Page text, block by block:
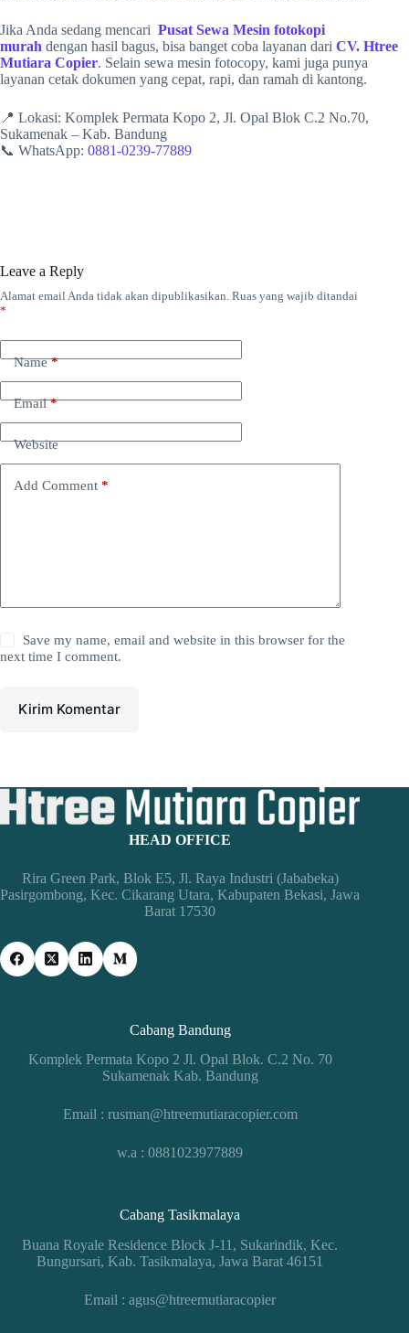
Jika Anda sedang mencari Pusat Sewa Mesin fotokopi
murah dengan hasil bagus, bisa banget coba layanan dari CV. Htree
Mutiara Copier. Selain sewa mesin fotocopy, kami juga punya
layanan cetak dokumen yang cepat, rapi, dan ramah di kantong.
📍 Lokasi: Komplek Permata Kopo 2, Jl. Opal Blok C.2 No.70,
Sukamenak – Kab. Bandung
📞 WhatsApp: 0881-0239-77889
Leave a Reply
Alamat email Anda tidak akan dipublikasikan. Ruas yang wajib ditandai
*
Name*
Email*
Website
Add Comment *
Save my name, email and website in this browser for the
next time I comment.
Kirim Komentar
HEAD OFFICE
Rira Green Park, Blok E5, Jl. Raya Industri (Jababeka)
Pasirgombong, Kec. Cikarang Utara, Kabupaten Bekasi, Jawa
Barat 17530
Cabang Bandung
Komplek Permata Kopo 2 Jl. Opal Blok. C.2 No. 70
Sukamenak Kab. Bandung
Email : rusman@htreemutiaracopier.com
w.a : 0881023977889
Cabang Tasikmalaya
Buana Royale Residence Block J-11, Sukarindik, Kec.
Bungursari, Kab. Tasikmalaya, Jawa Barat 46151
Email : agus@htreemutiaracopier